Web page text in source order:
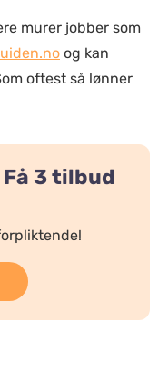
murer jobber som
og kan
oftest så lønner
3 tilbud